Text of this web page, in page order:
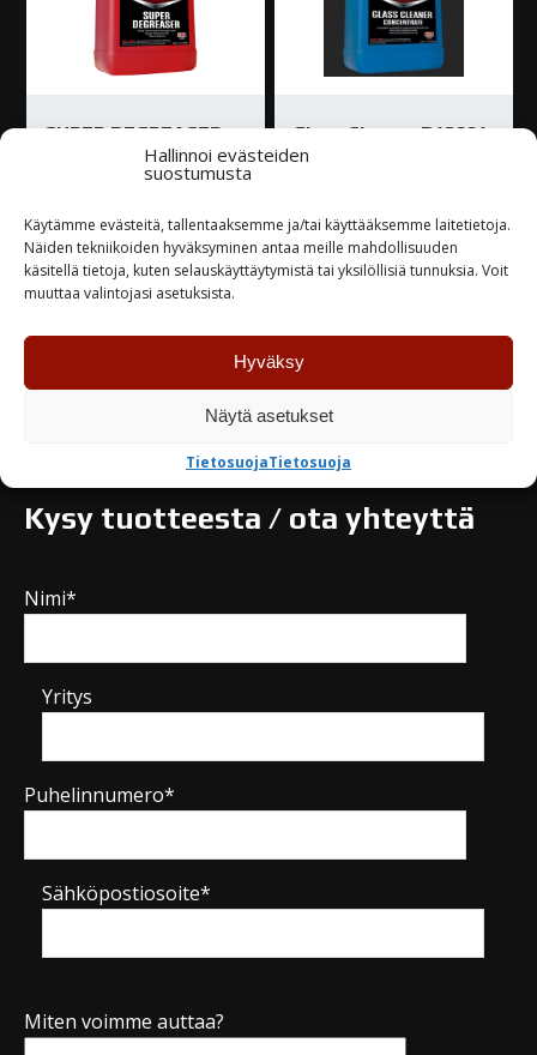
Hallinnoi evästeiden
suostumusta
Käytämme evästeitä, tallentaaksemme ja/tai käyttääksemme laitetietoja.
Näiden tekniikoiden hyväksyminen antaa meille mahdollisuuden
käsitellä tietoja, kuten selauskäyttäytymistä tai yksilöllisiä tunnuksia. Voit
muuttaa valintojasi asetuksista.
Hyväksy
Näytä asetukset
TietosuojaTietosuoja
SUPER DEGREASER
42,00€
Varastossa
TUTUSTU
Glass Cleaner D12001
Loppu varastosta
TUTUSTU
Kysy tuotteesta / ota yhteyttä
Nimi*
Yritys
Puhelinnumero*
Sähköpostiosoite*
Miten voimme auttaa?